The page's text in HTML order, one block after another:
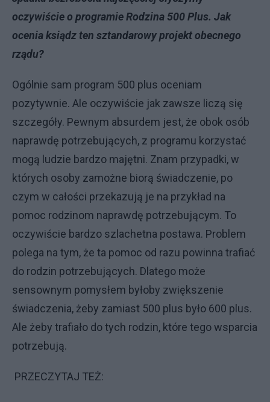
oczywiście o programie Rodzina 500 Plus. Jak
ocenia ksiądz ten sztandarowy projekt obecnego
rządu?
Ogólnie sam program 500 plus oceniam
pozytywnie. Ale oczywiście jak zawsze liczą się
szczegóły. Pewnym absurdem jest, że obok osób
naprawdę potrzebujących, z programu korzystać
mogą ludzie bardzo majętni. Znam przypadki, w
których osoby zamożne biorą świadczenie, po
czym w całości przekazują je na przykład na
pomoc rodzinom naprawdę potrzebującym. To
oczywiście bardzo szlachetna postawa. Problem
polega na tym, że ta pomoc od razu powinna trafiać
do rodzin potrzebujących. Dlatego może
sensownym pomysłem byłoby zwiększenie
świadczenia, żeby zamiast 500 plus było 600 plus.
Ale żeby trafiało do tych rodzin, które tego wsparcia
potrzebują.
PRZECZYTAJ TEŻ: